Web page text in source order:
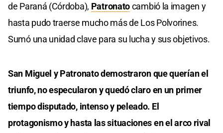
de Paraná (Córdoba), Patronatocambió la imagen y
hasta pudo traerse mucho más de Los Polvorines.
Sumó una unidad clave para su lucha y sus objetivos.
San Miguel y Patronato demostraron que querían el
triunfo, no especularon y quedó claro en un primer
tiempo disputado, intenso y peleado. El
protagonismo y hasta las situaciones en el arco rival